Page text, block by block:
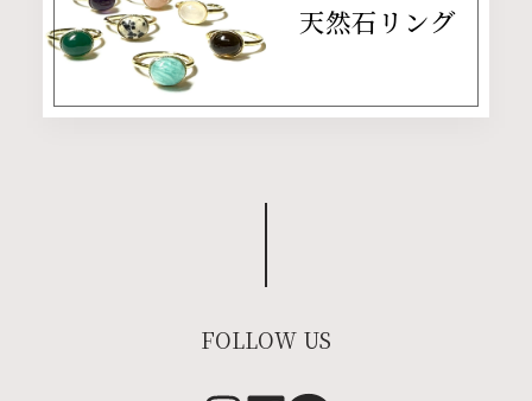
天然石リング
FOLLOW US